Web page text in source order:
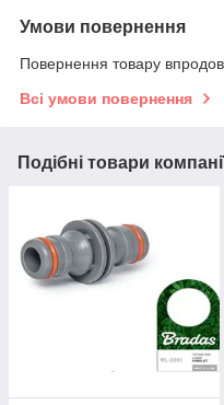
Умови повернення
Повернення товару
Всі умови повернення
Подібні товари